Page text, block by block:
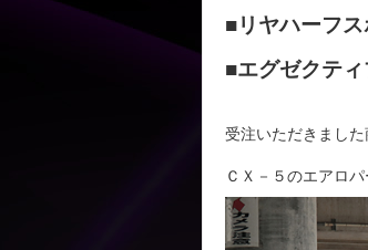
■リヤハーフ
■エグゼクテ
受注いただきまし
ＣＸ－５のエアロ